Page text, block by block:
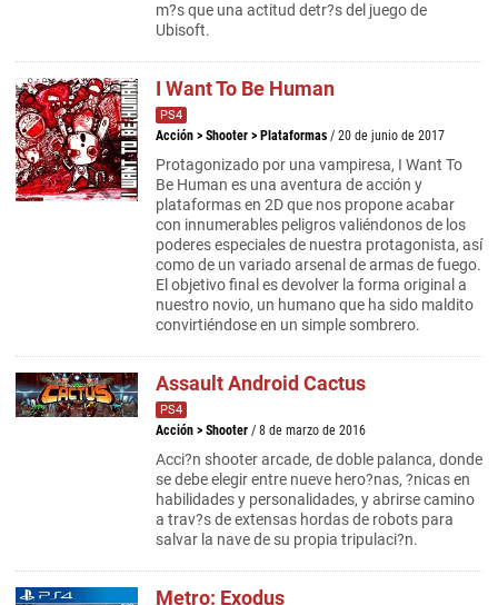
m?s que una actitud detr?s del juego de
Ubisoft.
I Want To Be Human
PS4
Acción > Shooter > Plataformas / 20 de junio de 2017
Protagonizado por una vampiresa, I Want To
Be Human es una aventura de acción y
plataformas en 2D que nos propone acabar
con innumerables peligros valiéndonos de los
poderes especiales de nuestra protagonista, así
como de un variado arsenal de armas de fuego.
El objetivo final es devolver la forma original a
nuestro novio, un humano que ha sido maldito
convirtiéndose en un simple sombrero.
Assault Android Cactus
PS4
Acción > Shooter / 8 de marzo de 2016
Acci?n shooter arcade, de doble palanca, donde
se debe elegir entre nueve hero?nas, ?nicas en
habilidades y personalidades, y abrirse camino
a trav?s de extensas hordas de robots para
salvar la nave de su propia tripulaci?n.
Metro: Exodus